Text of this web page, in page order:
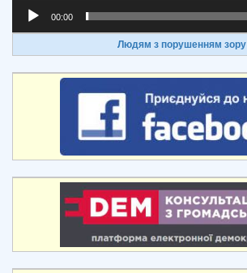
00:00
Людям з порушенням зору